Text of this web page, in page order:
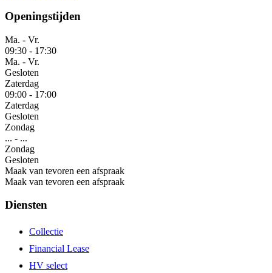
Openingstijden
Ma. - Vr.
09:30 - 17:30
Ma. - Vr.
Gesloten
Zaterdag
09:00 - 17:00
Zaterdag
Gesloten
Zondag
... - ...
Zondag
Gesloten
Maak van tevoren een afspraak
Maak van tevoren een afspraak
Diensten
Collectie
Financial Lease
HV select